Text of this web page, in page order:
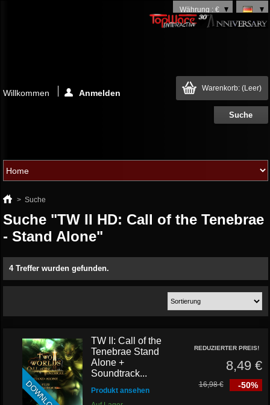
Währung : €
Warenkorb: (Leer)
Willkommen Anmelden
> Suche
Suche "TW II HD: Call of the Tenebrae
- Stand Alone"
4 Treffer wurden gefunden.
TW II: Call of the
Tenebrae Stand
Alone +
Soundtrack...
Produkt ansehen
REDUZIERTER PREIS!
8,49 €
-50%
16,98 €